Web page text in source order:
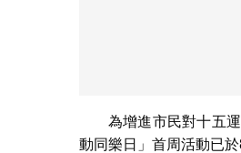
為增進市民對十五
動同樂日」首周活動已